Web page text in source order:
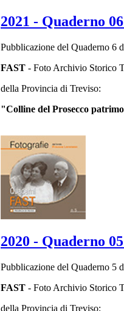
2021 - Quaderno
Pubblicazione del Quaderno 6
FAST - Foto Archivio Storico
della Provincia di Treviso:
"Colline del Prosecco
2020 - Quaderno
Pubblicazione del Quaderno 5
FAST - Foto Archivio Storico
della Provincia di Treviso: